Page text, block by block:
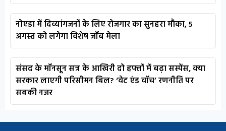
नोएडा में दिव्यांगजनों के लिए रोजगार का सुनहरा मौका, 5
अगस्त को लगेगा विशेष जॉब मेला
संसद के मॉनसून सत्र के आखिरी दो हफ्तों में बढ़ा सस्पेंस, क्या
सरकार लाएगी परिसीमन बिल? ‘वेट एंड वॉच’ रणनीति पर
सबकी नजर